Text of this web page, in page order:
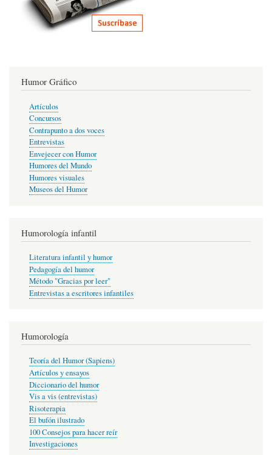
Humor Gráfico
Artículos
Concursos
Contrapunto a dos voces
Entrevistas
Envejecer con Humor
Humores del Mundo
Humores visuales
Museos del Humor
Humorología infantil
Literatura infantil y humor
Pedagogía del humor
Método "Gracias por leer"
Entrevistas a escritores infantiles
Humorología
Teoría del Humor (Sapiens)
Artículos y ensayos
Diccionario del humor
Vis a vis (entrevistas)
Risoterapia
El bufón ilustrado
100 Consejos para hacer reír
Investigaciones